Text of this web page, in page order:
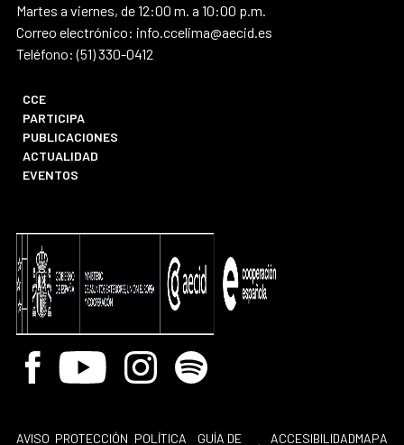
Martes a viernes, de 12:00 m. a 10:00 p.m.
Correo electrónico: info.ccelima@aecid.es
Teléfono: (51) 330-0412
CCE
PARTICIPA
PUBLICACIONES
ACTUALIDAD
EVENTOS
Facebook
Youtube InstagramSpotify
AVISO PROTECCIÓN POLÍTICA
GUÍA DE
ACCESIBILIDADMAPA